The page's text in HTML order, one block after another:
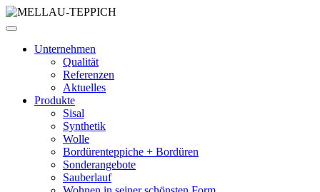
Unternehmen
Qualität
Referenzen
Aktuelles
Produkte
Sisal
Synthetik
Wolle
Bordürenteppiche + Bordüren
Sonderangebote
Sauberlauf